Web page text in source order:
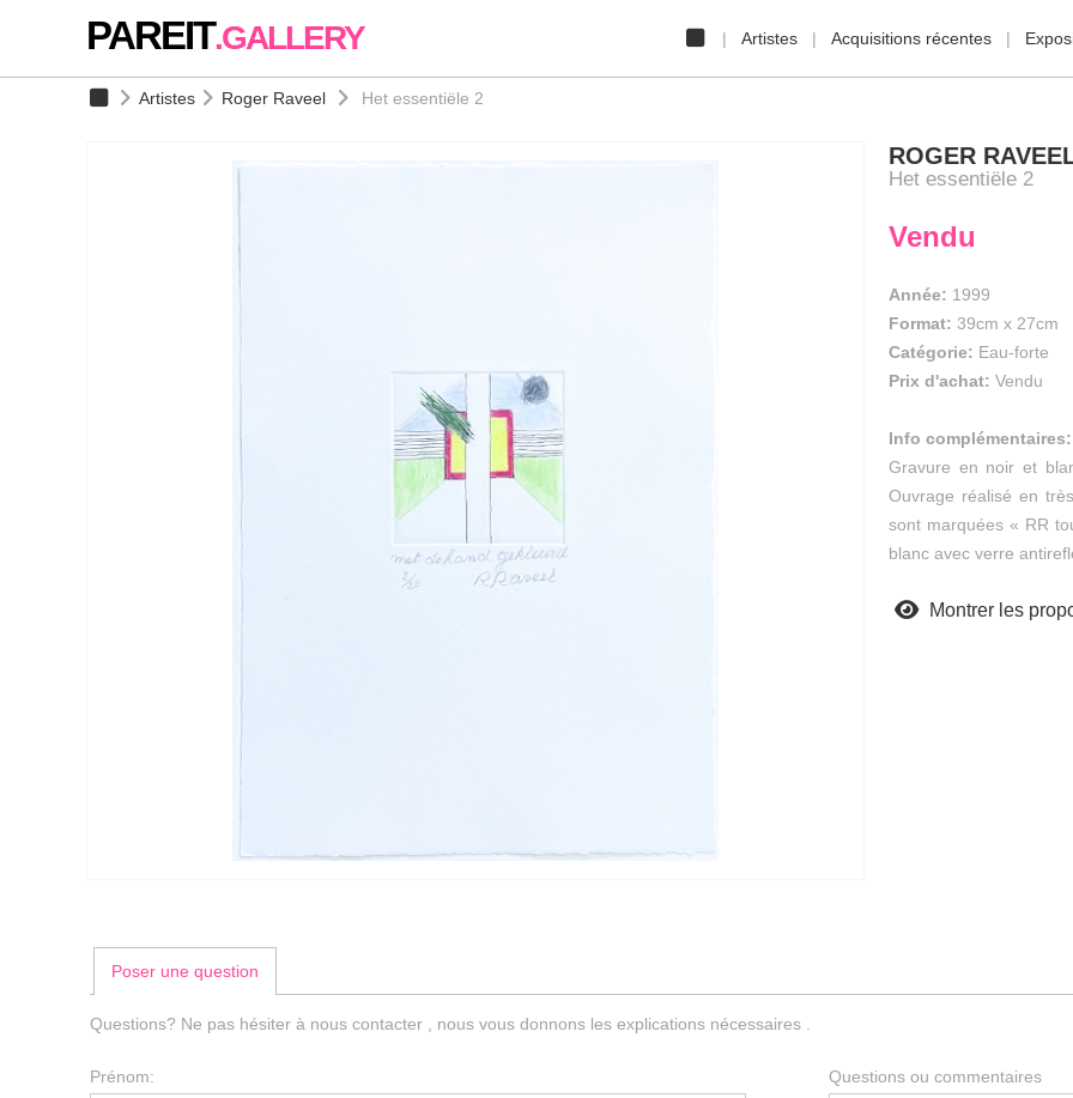
Artistes Acquisitions récentes
PAREIT.GALLERY
Artistes Roger Raveel Het essentiële 2
ROGER
Het essentiële 2
Vendu
Année: 1999
Format: 39cm x 27cm
Catégorie: Eau-forte
Prix d'achat: Vendu
Info complémentaires:
Gravure en noir et
Ouvrage réalisé en
sont marquées « RR
blanc avec verre
Montrer les
Poser une question
Questions? Ne pas hésiter à nous contacter , nous vous donnons les explications nécessaires .
Prénom: Questions ou commentaires